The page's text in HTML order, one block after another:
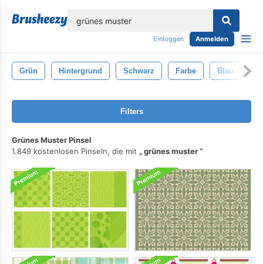
Einloggen Anmelden
Grün Hintergrund Schwarz Farbe Blau
Filters
Grünes Muster Pinsel
1.849 kostenlosen Pinseln, die mit
grünes muster